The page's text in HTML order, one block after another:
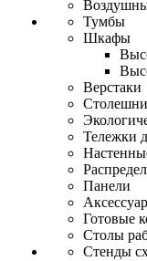
Тумбы
Шкафы
Верстаки
Тележки
Панели
Готовые
Столы
Стенды